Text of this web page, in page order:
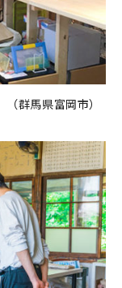
（群馬県富岡市）